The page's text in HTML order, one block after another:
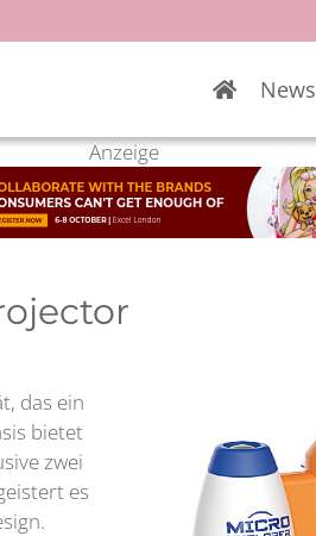
News
Anzeige
das ein
bietet
zwei
es